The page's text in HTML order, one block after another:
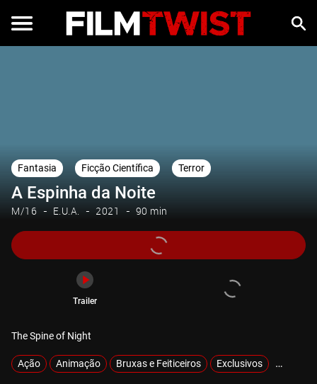
Fantasia Ficção Científica Terror
A Espinha da Noite
M/16 E.U.A. 2021 90 min
Trailer
The Spine of Night
Ação Animação Bruxas e Feiticeiros Exclusivos Gore